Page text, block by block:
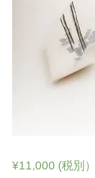
¥11,000 (税別）